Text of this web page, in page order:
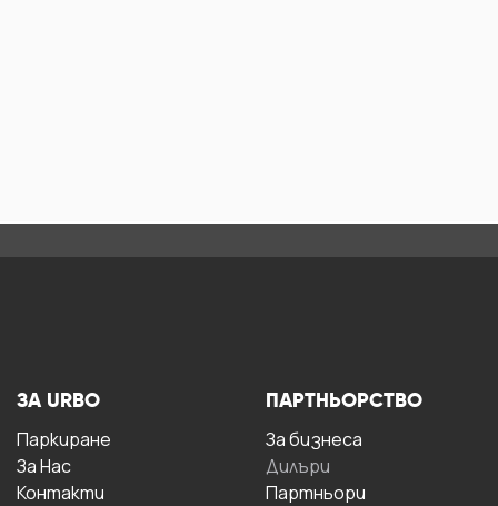
ЗА URBO
Паркиране
За Hас
Контакти
ПАРТНЬОРСТВО
За бизнесa
Дилъри
Партньори